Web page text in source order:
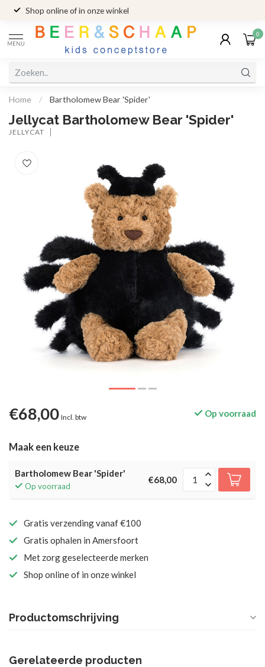
Shop online of in onze winkel
MENU
0
Home / Bartholomew Bear 'Spider'
Jellycat Bartholomew Bear 'Spider'
JELLYCAT
€68,00 Incl. btw Op voorraad
Maak een keuze
Bartholomew Bear 'Spider'
Op voorraad
€68,00
Gratis verzending vanaf €100
Gratis ophalen in Amersfoort
Met zorg geselecteerde merken
Shop online of in onze winkel
Productomschrijving
Gerelateerde producten